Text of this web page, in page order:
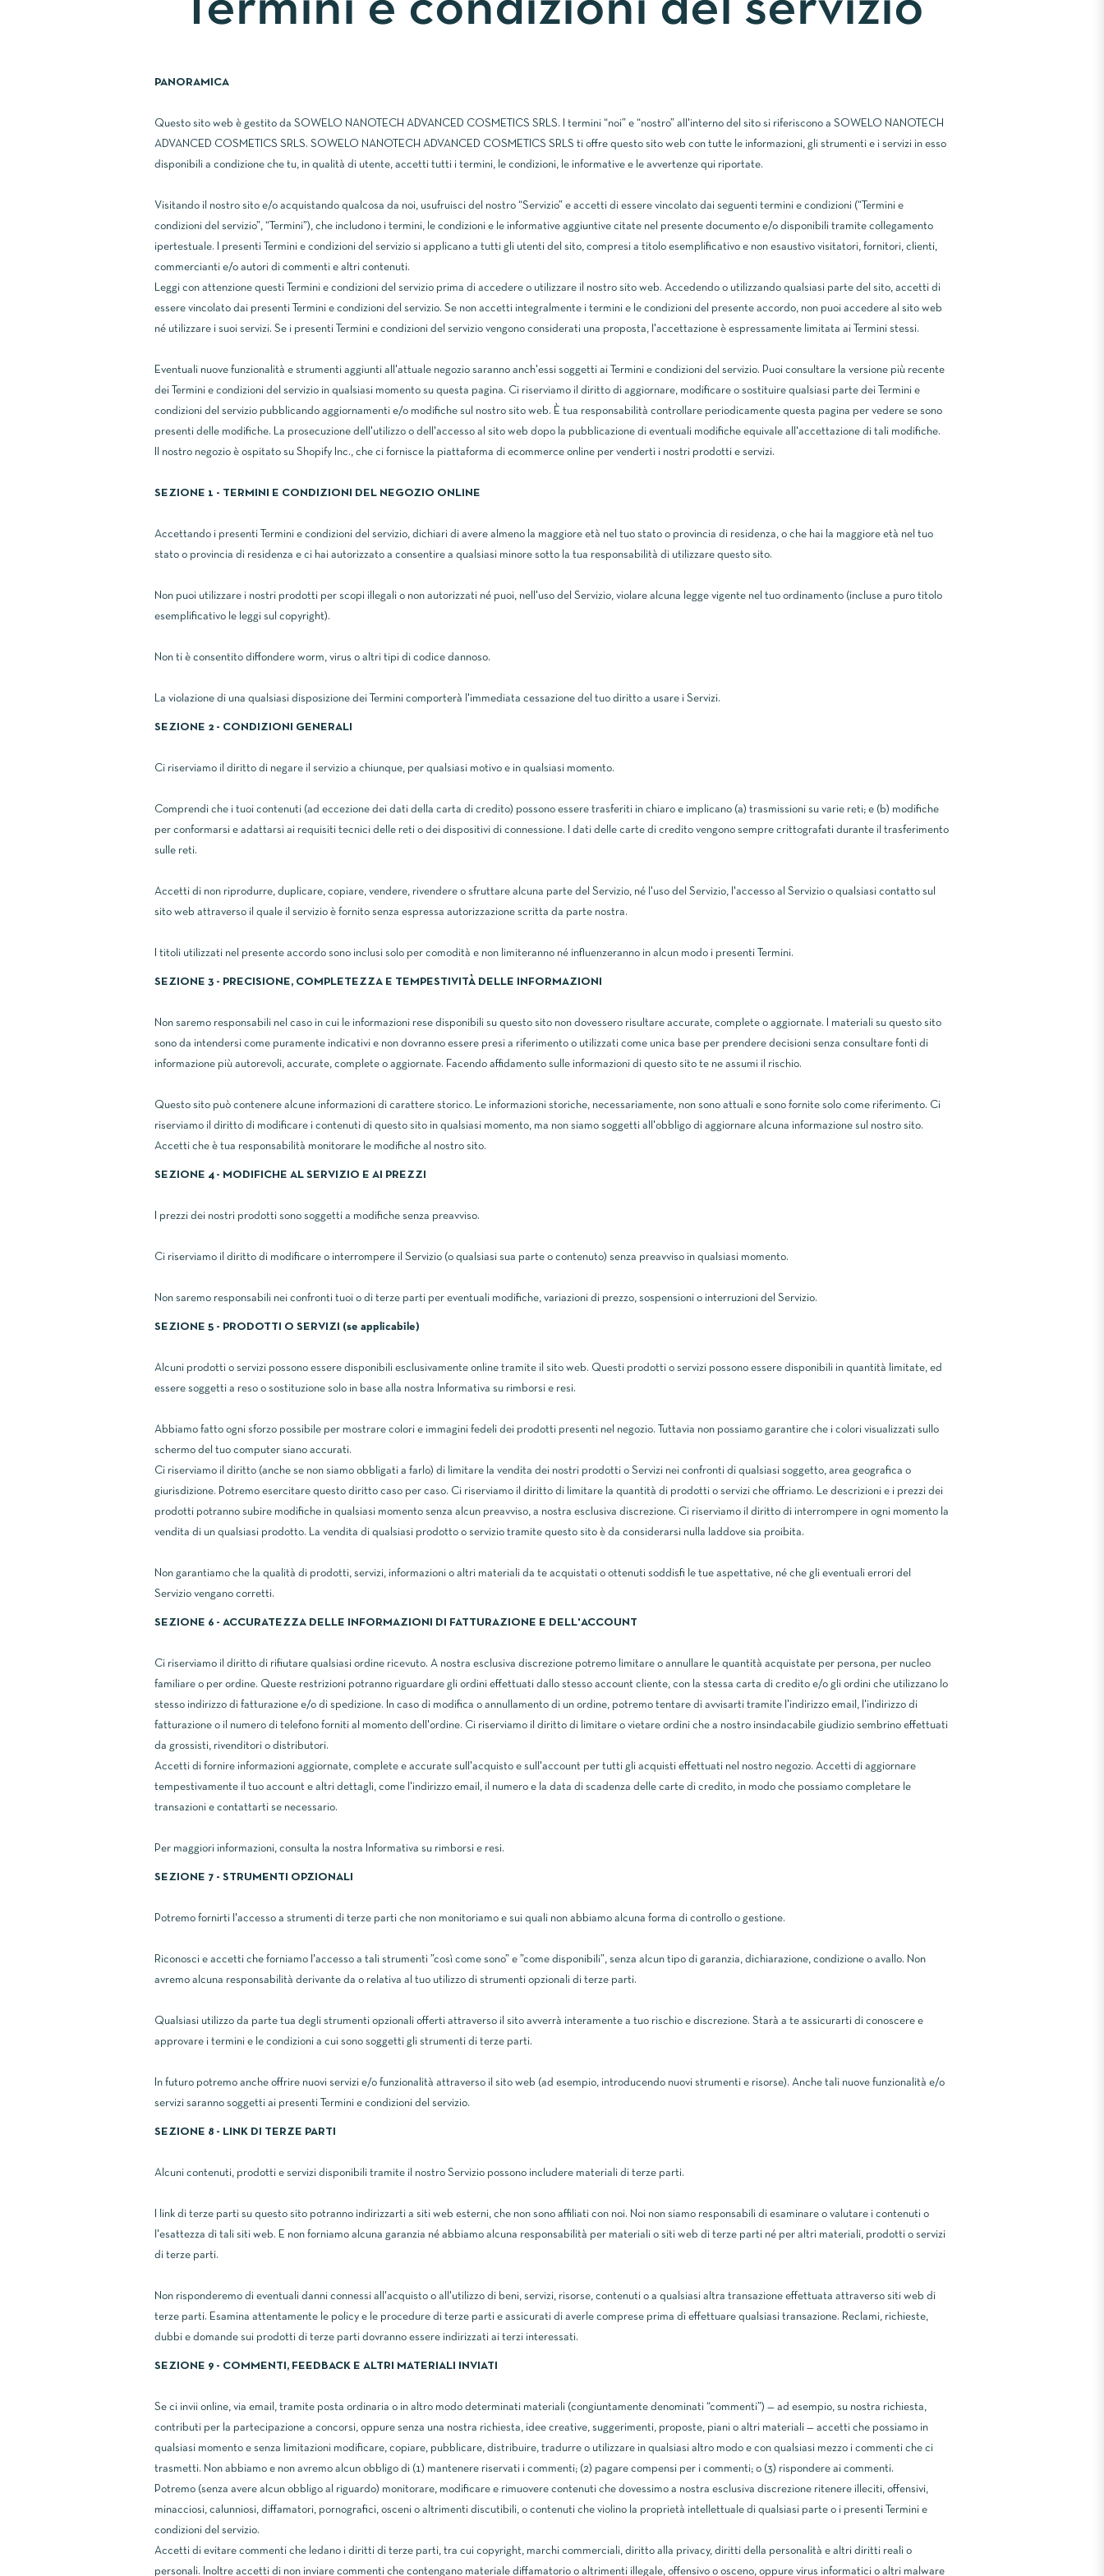
PANORAMICA
Questo sito web è gestito da SOWELO NANOTECH ADVANCED COSMETICS SRLS. I termini “noi” e “nostro” all'interno del sito si riferiscono a SOWELO NANOTECH
ADVANCED COSMETICS SRLS. SOWELO NANOTECH ADVANCED COSMETICS SRLS ti offre questo sito web con tutte le informazioni, gli strumenti e i servizi in esso
disponibili a condizione che tu, in qualità di utente, accetti tutti i termini, le condizioni, le informative e le avvertenze qui riportate.
Visitando il nostro sito e/o acquistando qualcosa da noi, usufruisci del nostro “Servizio” e accetti di essere vincolato dai seguenti termini e condizioni (“Termini e
condizioni del servizio”, “Termini”), che includono i termini, le condizioni e le informative aggiuntive citate nel presente documento e/o disponibili tramite collegamento
ipertestuale. I presenti Termini e condizioni del servizio si applicano a tutti gli utenti del sito, compresi a titolo esemplificativo e non esaustivo visitatori, fornitori, clienti,
commercianti e/o autori di commenti e altri contenuti.
Leggi con attenzione questi Termini e condizioni del servizio prima di accedere o utilizzare il nostro sito web. Accedendo o utilizzando qualsiasi parte del sito, accetti di
essere vincolato dai presenti Termini e condizioni del servizio. Se non accetti integralmente i termini e le condizioni del presente accordo, non puoi accedere al sito web
né utilizzare i suoi servizi. Se i presenti Termini e condizioni del servizio vengono considerati una proposta, l'accettazione è espressamente limitata ai Termini stessi.
Eventuali nuove funzionalità e strumenti aggiunti all'attuale negozio saranno anch'essi soggetti ai Termini e condizioni del servizio. Puoi consultare la versione più recente
dei Termini e condizioni del servizio in qualsiasi momento su questa pagina. Ci riserviamo il diritto di aggiornare, modificare o sostituire qualsiasi parte dei Termini e
condizioni del servizio pubblicando aggiornamenti e/o modifiche sul nostro sito web. È tua responsabilità controllare periodicamente questa pagina per vedere se sono
presenti delle modifiche. La prosecuzione dell'utilizzo o dell'accesso al sito web dopo la pubblicazione di eventuali modifiche equivale all'accettazione di tali modifiche.
Il nostro negozio è ospitato su Shopify Inc., che ci fornisce la piattaforma di ecommerce online per venderti i nostri prodotti e servizi.
SEZIONE 1 - TERMINI E CONDIZIONI DEL NEGOZIO ONLINE
Accettando i presenti Termini e condizioni del servizio, dichiari di avere almeno la maggiore età nel tuo stato o provincia di residenza, o che hai la maggiore età nel tuo
stato o provincia di residenza e ci hai autorizzato a consentire a qualsiasi minore sotto la tua responsabilità di utilizzare questo sito.
Non puoi utilizzare i nostri prodotti per scopi illegali o non autorizzati né puoi, nell'uso del Servizio, violare alcuna legge vigente nel tuo ordinamento (incluse a puro titolo
esemplificativo le leggi sul copyright).
Non ti è consentito diffondere worm, virus o altri tipi di codice dannoso.
La violazione di una qualsiasi disposizione dei Termini comporterà l'immediata cessazione del tuo diritto a usare i Servizi.
SEZIONE 2 - CONDIZIONI GENERALI
Ci riserviamo il diritto di negare il servizio a chiunque, per qualsiasi motivo e in qualsiasi momento.
Comprendi che i tuoi contenuti (ad eccezione dei dati della carta di credito) possono essere trasferiti in chiaro e implicano (a) trasmissioni su varie reti; e (b) modifiche
per conformarsi e adattarsi ai requisiti tecnici delle reti o dei dispositivi di connessione. I dati delle carte di credito vengono sempre crittografati durante il trasferimento
sulle reti.
Accetti di non riprodurre, duplicare, copiare, vendere, rivendere o sfruttare alcuna parte del Servizio, né l'uso del Servizio, l'accesso al Servizio o qualsiasi contatto sul
sito web attraverso il quale il servizio è fornito senza espressa autorizzazione scritta da parte nostra.
I titoli utilizzati nel presente accordo sono inclusi solo per comodità e non limiteranno né influenzeranno in alcun modo i presenti Termini.
SEZIONE 3 - PRECISIONE, COMPLETEZZA E TEMPESTIVITÀ DELLE INFORMAZIONI
Non saremo responsabili nel caso in cui le informazioni rese disponibili su questo sito non dovessero risultare accurate, complete o aggiornate. I materiali su questo sito
sono da intendersi come puramente indicativi e non dovranno essere presi a riferimento o utilizzati come unica base per prendere decisioni senza consultare fonti di
informazione più autorevoli, accurate, complete o aggiornate. Facendo affidamento sulle informazioni di questo sito te ne assumi il rischio.
Questo sito può contenere alcune informazioni di carattere storico. Le informazioni storiche, necessariamente, non sono attuali e sono fornite solo come riferimento. Ci
riserviamo il diritto di modificare i contenuti di questo sito in qualsiasi momento, ma non siamo soggetti all'obbligo di aggiornare alcuna informazione sul nostro sito.
Accetti che è tua responsabilità monitorare le modifiche al nostro sito.
SEZIONE 4 - MODIFICHE AL SERVIZIO E AI PREZZI
I prezzi dei nostri prodotti sono soggetti a modifiche senza preavviso.
Ci riserviamo il diritto di modificare o interrompere il Servizio (o qualsiasi sua parte o contenuto) senza preavviso in qualsiasi momento.
Non saremo responsabili nei confronti tuoi o di terze parti per eventuali modifiche, variazioni di prezzo, sospensioni o interruzioni del Servizio.
SEZIONE 5 - PRODOTTI O SERVIZI (se applicabile)
Alcuni prodotti o servizi possono essere disponibili esclusivamente online tramite il sito web. Questi prodotti o servizi possono essere disponibili in quantità limitate, ed
essere soggetti a reso o sostituzione solo in base alla nostra Informativa su rimborsi e resi.
Abbiamo fatto ogni sforzo possibile per mostrare colori e immagini fedeli dei prodotti presenti nel negozio. Tuttavia non possiamo garantire che i colori visualizzati sullo
schermo del tuo computer siano accurati.
Ci riserviamo il diritto (anche se non siamo obbligati a farlo) di limitare la vendita dei nostri prodotti o Servizi nei confronti di qualsiasi soggetto, area geografica o
giurisdizione. Potremo esercitare questo diritto caso per caso. Ci riserviamo il diritto di limitare la quantità di prodotti o servizi che offriamo. Le descrizioni e i prezzi dei
prodotti potranno subire modifiche in qualsiasi momento senza alcun preavviso, a nostra esclusiva discrezione. Ci riserviamo il diritto di interrompere in ogni momento la
vendita di un qualsiasi prodotto. La vendita di qualsiasi prodotto o servizio tramite questo sito è da considerarsi nulla laddove sia proibita.
Non garantiamo che la qualità di prodotti, servizi, informazioni o altri materiali da te acquistati o ottenuti soddisfi le tue aspettative, né che gli eventuali errori del
Servizio vengano corretti.
SEZIONE 6 - ACCURATEZZA DELLE INFORMAZIONI DI FATTURAZIONE E DELL'ACCOUNT
Ci riserviamo il diritto di rifiutare qualsiasi ordine ricevuto. A nostra esclusiva discrezione potremo limitare o annullare le quantità acquistate per persona, per nucleo
familiare o per ordine. Queste restrizioni potranno riguardare gli ordini effettuati dallo stesso account cliente, con la stessa carta di credito e/o gli ordini che utilizzano lo
stesso indirizzo di fatturazione e/o di spedizione. In caso di modifica o annullamento di un ordine, potremo tentare di avvisarti tramite l'indirizzo email, l'indirizzo di
fatturazione o il numero di telefono forniti al momento dell'ordine. Ci riserviamo il diritto di limitare o vietare ordini che a nostro insindacabile giudizio sembrino effettuati
da grossisti, rivenditori o distributori.
Accetti di fornire informazioni aggiornate, complete e accurate sull'acquisto e sull'account per tutti gli acquisti effettuati nel nostro negozio. Accetti di aggiornare
tempestivamente il tuo account e altri dettagli, come l'indirizzo email, il numero e la data di scadenza delle carte di credito, in modo che possiamo completare le
transazioni e contattarti se necessario.
Per maggiori informazioni, consulta la nostra Informativa su rimborsi e resi.
SEZIONE 7 - STRUMENTI OPZIONALI
Potremo fornirti l'accesso a strumenti di terze parti che non monitoriamo e sui quali non abbiamo alcuna forma di controllo o gestione.
Riconosci e accetti che forniamo l'accesso a tali strumenti ”così come sono” e ”come disponibili”, senza alcun tipo di garanzia, dichiarazione, condizione o avallo. Non
avremo alcuna responsabilità derivante da o relativa al tuo utilizzo di strumenti opzionali di terze parti.
Qualsiasi utilizzo da parte tua degli strumenti opzionali offerti attraverso il sito avverrà interamente a tuo rischio e discrezione. Starà a te assicurarti di conoscere e
approvare i termini e le condizioni a cui sono soggetti gli strumenti di terze parti.
In futuro potremo anche offrire nuovi servizi e/o funzionalità attraverso il sito web (ad esempio, introducendo nuovi strumenti e risorse). Anche tali nuove funzionalità e/o
servizi saranno soggetti ai presenti Termini e condizioni del servizio.
SEZIONE 8 - LINK DI TERZE PARTI
Alcuni contenuti, prodotti e servizi disponibili tramite il nostro Servizio possono includere materiali di terze parti.
I link di terze parti su questo sito potranno indirizzarti a siti web esterni, che non sono affiliati con noi. Noi non siamo responsabili di esaminare o valutare i contenuti o
l'esattezza di tali siti web. E non forniamo alcuna garanzia né abbiamo alcuna responsabilità per materiali o siti web di terze parti né per altri materiali, prodotti o servizi
di terze parti.
Non risponderemo di eventuali danni connessi all'acquisto o all'utilizzo di beni, servizi, risorse, contenuti o a qualsiasi altra transazione effettuata attraverso siti web di
terze parti. Esamina attentamente le policy e le procedure di terze parti e assicurati di averle comprese prima di effettuare qualsiasi transazione. Reclami, richieste,
dubbi e domande sui prodotti di terze parti dovranno essere indirizzati ai terzi interessati.
SEZIONE 9 - COMMENTI, FEEDBACK E ALTRI MATERIALI INVIATI
Se ci invii online, via email, tramite posta ordinaria o in altro modo determinati materiali (congiuntamente denominati “commenti”) — ad esempio, su nostra richiesta,
contributi per la partecipazione a concorsi, oppure senza una nostra richiesta, idee creative, suggerimenti, proposte, piani o altri materiali — accetti che possiamo in
qualsiasi momento e senza limitazioni modificare, copiare, pubblicare, distribuire, tradurre o utilizzare in qualsiasi altro modo e con qualsiasi mezzo i commenti che ci
trasmetti. Non abbiamo e non avremo alcun obbligo di (1) mantenere riservati i commenti; (2) pagare compensi per i commenti; o (3) rispondere ai commenti.
Potremo (senza avere alcun obbligo al riguardo) monitorare, modificare e rimuovere contenuti che dovessimo a nostra esclusiva discrezione ritenere illeciti, offensivi,
minacciosi, calunniosi, diffamatori, pornografici, osceni o altrimenti discutibili, o contenuti che violino la proprietà intellettuale di qualsiasi parte o i presenti Termini e
condizioni del servizio.
Accetti di evitare commenti che ledano i diritti di terze parti, tra cui copyright, marchi commerciali, diritto alla privacy, diritti della personalità e altri diritti reali o
personali. Inoltre accetti di non inviare commenti che contengano materiale diffamatorio o altrimenti illegale, offensivo o osceno, oppure virus informatici o altri malware